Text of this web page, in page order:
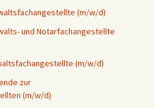
(m/w/d)
und Notarfachangestellte
(m/w/d)
zur
(m/w/d)